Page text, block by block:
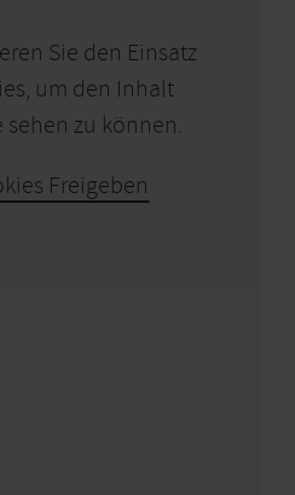
Sie den Einsatz
um den Inhalt
sehen zu können.
Freigeben